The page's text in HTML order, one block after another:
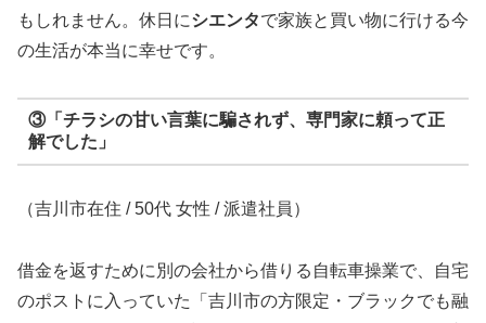
もしれません。休日にシエンタで家族と買い物に行ける今
の生活が本当に幸せです。
③「チラシの甘い言葉に騙されず、専門家に頼って正
解でした」
（吉川市在住 / 50代 女性 / 派遣社員）
借金を返すために別の会社から借りる自転車操業で、自宅
のポストに入っていた「吉川市の方限定・ブラックでも融